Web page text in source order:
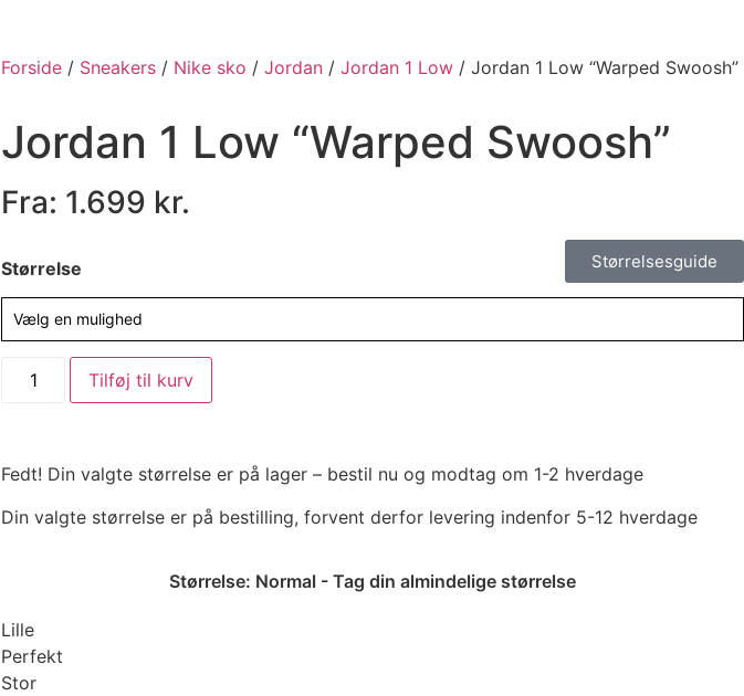
Forside / Sneakers / Nike sko / Jordan / Jordan 1 Low / Jordan 1 Low “Warped Swoosh”
Jordan 1 Low “Warped Swoosh”
Fra: 1.699 kr.
Størrelsesguide
Størrelse
Vælg en mulighed
Tilføj til kurv
Fedt! Din valgte størrelse er på lager – bestil nu og modtag om 1-2 hverdage
Din valgte størrelse er på bestilling, forvent derfor levering indenfor 5-12 hverdage
Størrelse: Normal - Tag din almindelige størrelse
Lille
Perfekt
Stor